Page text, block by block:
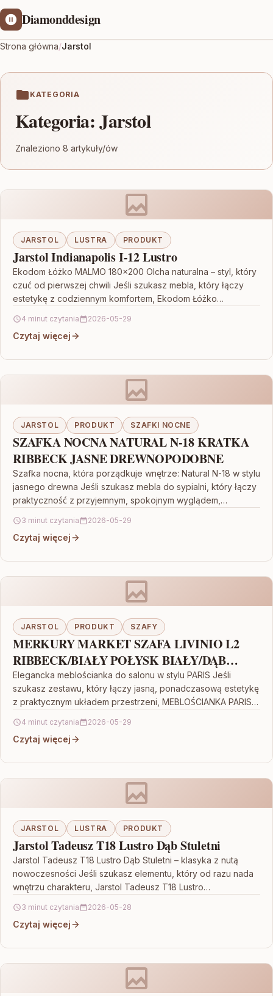
Diamonddesign
Strona główna/Jarstol
KATEGORIA
Kategoria:Jarstol
Znaleziono 8 artykuły/ów
JARSTOL LUSTRA PRODUKT
Jarstol Indianapolis I-12 Lustro
Ekodom Łóżko MALMO 180×200 Olcha naturalna – styl, który
czuć od pierwszej chwili Jeśli szukasz mebla, który łączy
estetykę z codziennym komfortem, Ekodom Łóżko…
4 minut czytania 2026-05-29
Czytaj więcej
JARSTOL PRODUKT SZAFKI NOCNE
SZAFKA NOCNA NATURAL N-18 KRATKA
RIBBECK JASNE DREWNOPODOBNE
Szafka nocna, która porządkuje wnętrze: Natural N-18 w stylu
jasnego drewna Jeśli szukasz mebla do sypialni, który łączy
praktyczność z przyjemnym, spokojnym wyglądem,
3 minut czytania 2026-05-29
Czytaj więcej
JARSTOL PRODUKT SZAFY
MERKURY MARKET SZAFA LIVINIO L2
RIBBECK/BIAŁY POŁYSK BIAŁY/DĄB
RIBBECK
Elegancka meblościanka do salonu w stylu PARIS Jeśli
szukasz zestawu, który łączy jasną, ponadczasową estetykę
z praktycznym układem przestrzeni, MEBLOŚCIANKA PARIS
4 minut czytania 2026-05-29
Czytaj więcej
JARSTOL LUSTRA PRODUKT
Jarstol Tadeusz T18 Lustro Dąb Stuletni
Jarstol Tadeusz T18 Lustro Dąb Stuletni – klasyka z nutą
nowoczesności Jeśli szukasz elementu, który od razu nada
wnętrzu charakteru, Jarstol Tadeusz T18 Lustro…
3 minut czytania 2026-05-28
Czytaj więcej